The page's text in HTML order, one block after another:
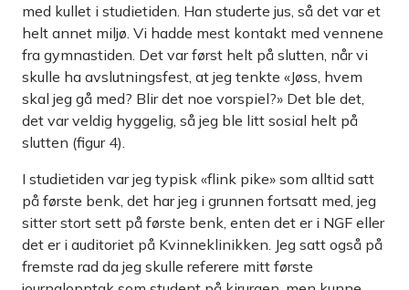
med kullet i studietiden. Han studerte jus, så det var et
helt annet miljø. Vi hadde mest kontakt med vennene
fra gymnastiden. Det var først helt på slutten, når vi
skulle ha avslutningsfest, at jeg tenkte «Jøss, hvem
skal jeg gå med? Blir det noe vorspiel?» Det ble det,
det var veldig hyggelig, så jeg ble litt sosial helt på
slutten (figur 4).
I studietiden var jeg typisk «flink pike» som alltid satt
på første benk, det har jeg i grunnen fortsatt med, jeg
sitter stort sett på første benk, enten det er i NGF eller
det er i auditoriet på Kvinneklinikken. Jeg satt også på
fremste rad da jeg skulle referere mitt første